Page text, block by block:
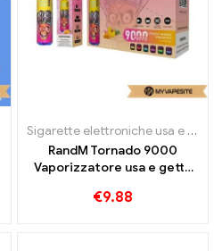
Sigarette elettroniche usa e getta
RandM Tornado 9000
Vaporizzatore usa e getta
€9.88